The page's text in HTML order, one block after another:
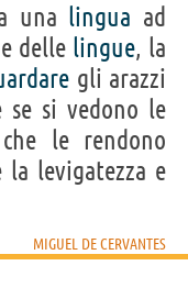
una lingua ad
delle lingue, la
gli arazzi
se si vedono le
le rendono
la levigatezza e
MIGUEL DE CERVANTES